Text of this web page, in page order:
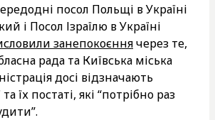
посол Польщі в Україні
і Посол Ізраїлю в Україні
занепокоєннячерез те,
рада та Київська міська
досі відзначають
їх постаті, які “потрібно раз